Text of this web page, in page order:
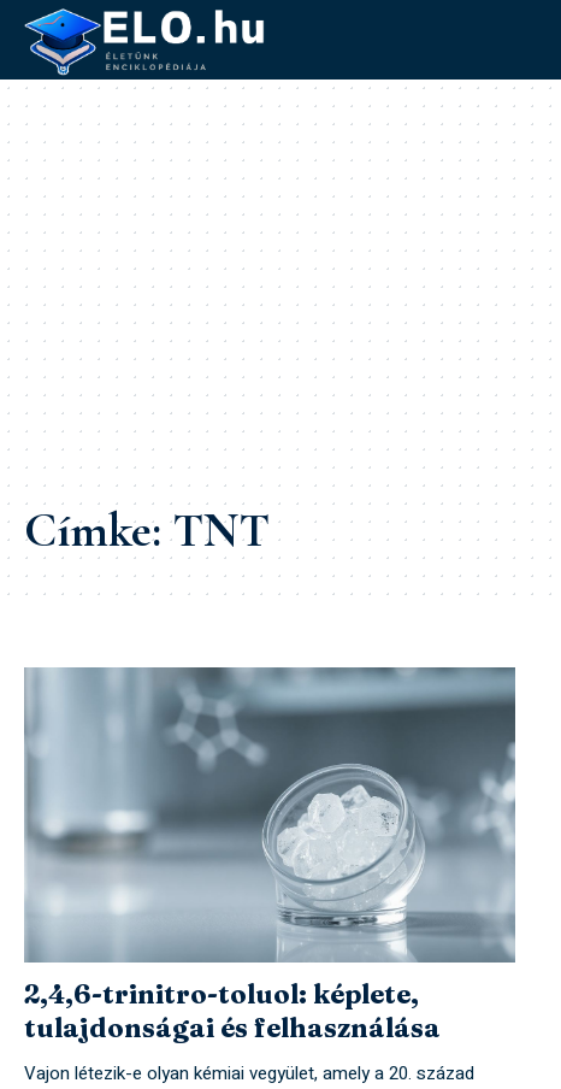
Címke:TNT
2,4,6-trinitro-toluol: képlete,
tulajdonságai és felhasználása
Vajon létezik-e olyan kémiai vegyület, amely a 20. század